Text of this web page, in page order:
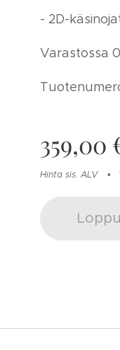
- 2D-
Varastossa
359,00
Hinta sis. ALV